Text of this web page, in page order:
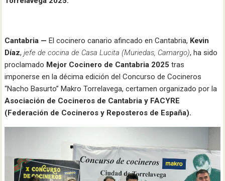
Cantabria — El cocinero canario afincado en Cantabria, Kevin
Díaz,jefe de cocina de Casa Lucita (Muriedas, Camargo), ha sido
proclamado Mejor Cocinero de Cantabria 2025 tras
imponerse en la décima edición del Concurso de Cocineros
“Nacho Basurto” Makro Torrelavega, certamen organizado por la
Asociación de Cocineros de Cantabria y FACYRE
(Federación de Cocineros y Reposteros de España).